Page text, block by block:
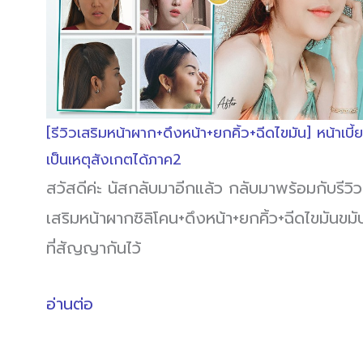
[รีวิวเสริมหน้าผาก+ดึงหน้า+ยกคิ้ว+ฉีดไขมัน] หน้าเบี้
เป็นเหตุสังเกตได้ภาค2
สวัสดีค่ะ นัสกลับมาอีกแล้ว กลับมาพร้อมกับรีวิว
เสริมหน้าผากซิลิโคน+ดึงหน้า+ยกคิ้ว+ฉีดไขมันขมั
ที่สัญญากันไว้
อ่านต่อ